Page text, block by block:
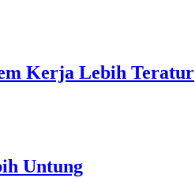
Kerja Lebih Teratur
Untung